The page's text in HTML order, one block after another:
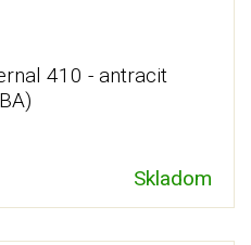
410 - antracit
Skladom